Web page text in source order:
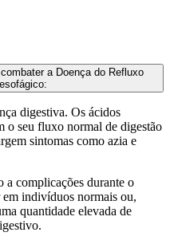
a Doença do Refluxo
digestiva. Os ácidos
o seu fluxo normal de digestão
sintomas como azia e
complicações durante o
indivíduos normais ou,
quantidade elevada de